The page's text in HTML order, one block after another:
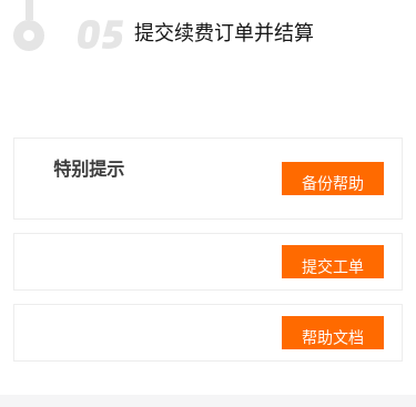
提交续费订单并结算
特别提示
备份帮助
提交工单
帮助文档